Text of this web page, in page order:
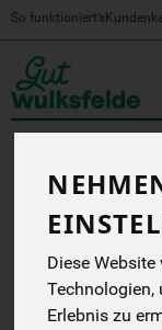
Diese
Technologien,
Erlebnis zu
So funktioniert’s